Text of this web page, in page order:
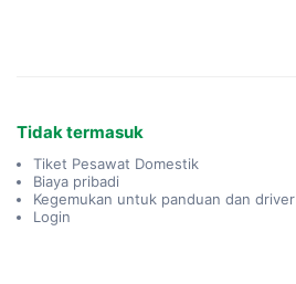
Tidak termasuk
Tiket Pesawat Domestik
Biaya pribadi
Kegemukan untuk panduan dan driver
Login